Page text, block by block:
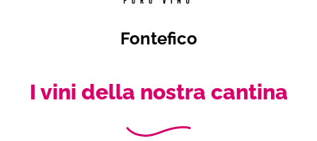
Fontefico
I vini della nostra cantina